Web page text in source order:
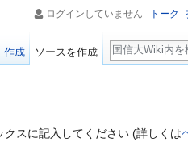
スに記入してください (詳しくは
ログインしていません トーク
作成 ソースを作成
検
索